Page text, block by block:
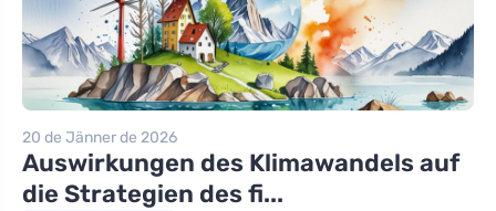
20 de Jänner de 2026
Auswirkungen des Klimawandels auf
die Strategien des fi...